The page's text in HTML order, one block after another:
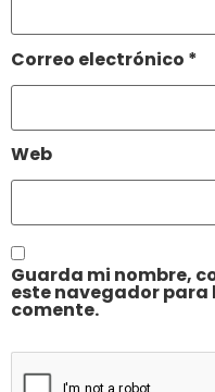
Correo electrónico *
Web
Guarda mi nombre,
este navegador para
comente.